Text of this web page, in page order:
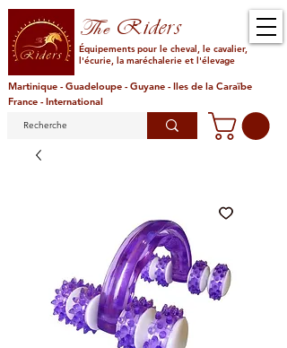
TheRiders
Équipements pour le cheval, le cavalier,
l'écurie, la maréchalerie et l'élevage
Martinique - Guadeloupe - Guyane - Iles de la Caraïbe
France - International